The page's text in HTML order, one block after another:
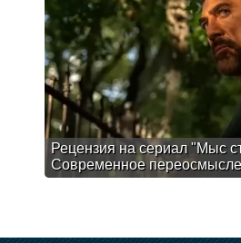
Рецензия на сериал "Мыс
Современное